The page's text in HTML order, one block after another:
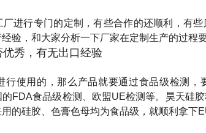
进行专门的定制，有些合作的还顺利，有
验，和大家分析一下厂家在定制生产的过程
优秀，有无出口经验
行使用的，那么产品就要通过食品级检测，
的FDA食品级检测、欧盟UE检测等。昊天硅
的硅胶、色膏色母均为食品级，就顺利拿下